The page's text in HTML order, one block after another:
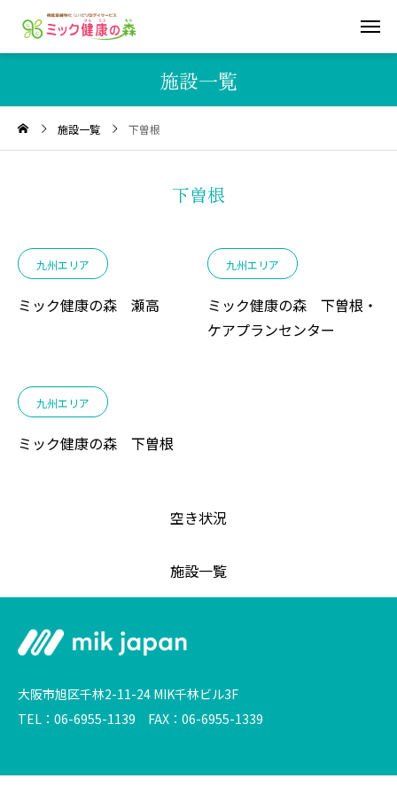
施設一覧
施設一覧 下曽根
下曽根
九州エリア
ミック健康の森 瀬高
九州エリア
ミック健康の森 下曽根・
ケアプランセンター
九州エリア
ミック健康の森 下曽根
空き状況
施設一覧
大阪市旭区千林2-11-24 MIK千林ビル3F
TEL：06-6955-1139 FAX：06-6955-1339